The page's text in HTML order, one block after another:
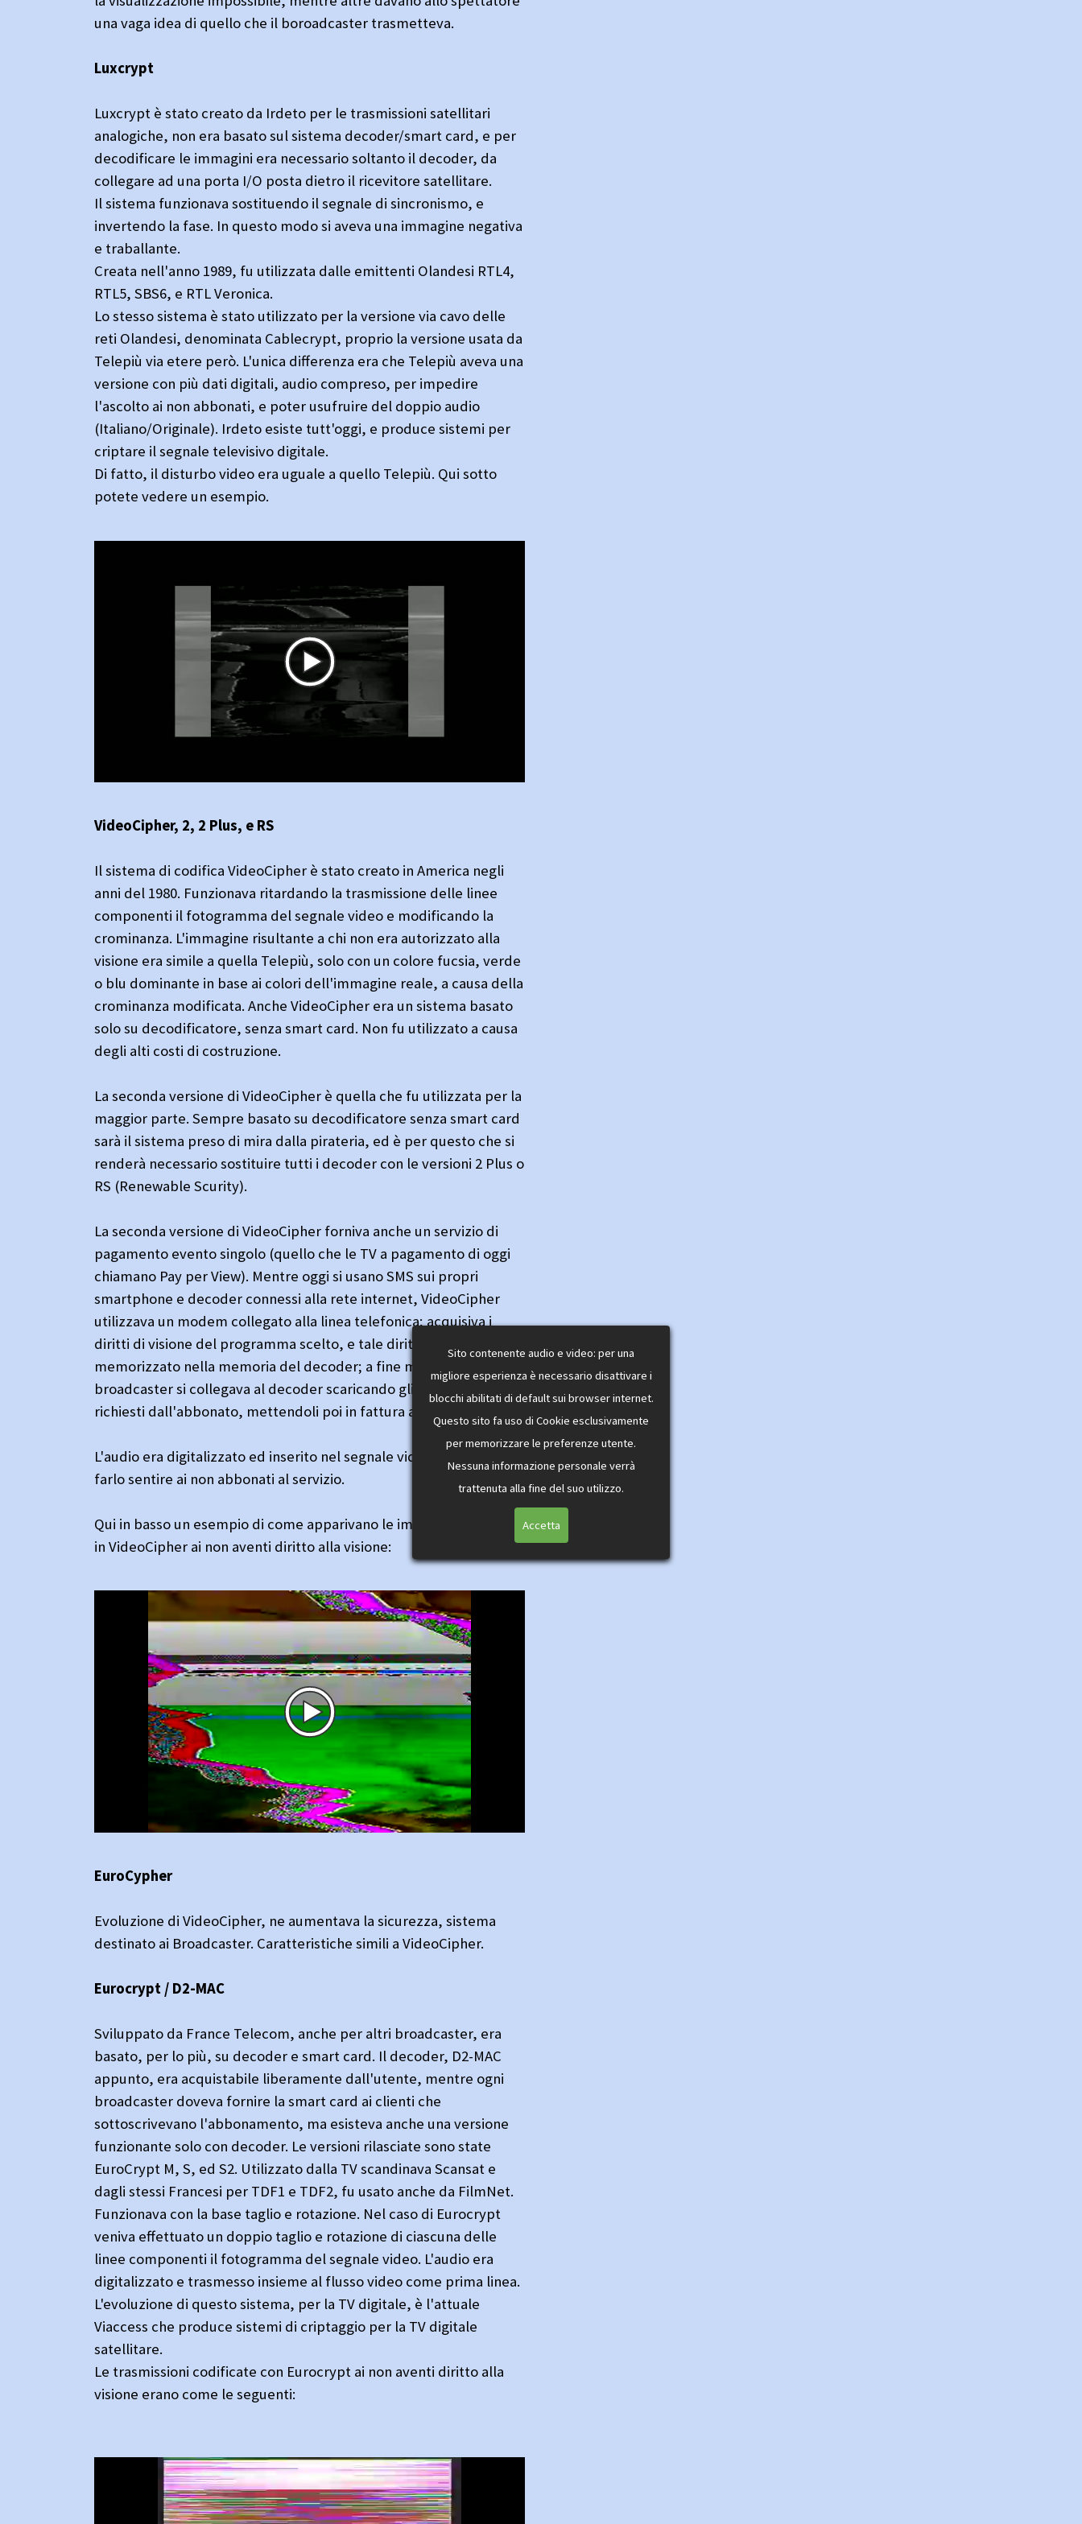
una vaga idea di quello che il boroadcaster trasmetteva.
Luxcrypt
Luxcrypt è stato creato da Irdeto per le trasmissioni satellitari
analogiche, non era basato sul sistema decoder/smart card, e per
decodificare le immagini era necessario soltanto il decoder, da
collegare ad una porta I/O posta dietro il ricevitore satellitare.
Il sistema funzionava sostituendo il segnale di sincronismo, e
invertendo la fase. In questo modo si aveva una immagine negativa
e traballante.
Creata nell'anno 1989, fu utilizzata dalle emittenti Olandesi RTL4,
RTL5, SBS6, e RTL Veronica.
Lo stesso sistema è stato utilizzato per la versione via cavo delle
reti Olandesi, denominata Cablecrypt, proprio la versione usata da
Telepiù via etere però. L'unica differenza era che Telepiù aveva una
versione con più dati digitali, audio compreso, per impedire
l'ascolto ai non abbonati, e poter usufruire del doppio audio
(Italiano/Originale). Irdeto esiste tutt'oggi, e produce sistemi per
criptare il segnale televisivo digitale.
Di fatto, il disturbo video era uguale a quello Telepiù. Qui sotto
potete vedere un esempio.
VideoCipher, 2, 2 Plus, e RS
Il sistema di codifica VideoCipher è stato creato in America negli
anni del 1980. Funzionava ritardando la trasmissione delle linee
componenti il fotogramma del segnale video e modificando la
crominanza. L'immagine risultante a chi non era autorizzato alla
visione era simile a quella Telepiù, solo con un colore fucsia, verde
o blu dominante in base ai colori dell'immagine reale, a causa della
crominanza modificata. Anche VideoCipher era un sistema basato
solo su decodificatore, senza smart card. Non fu utilizzato a causa
degli alti costi di costruzione.
La seconda versione di VideoCipher è quella che fu utilizzata per la
maggior parte. Sempre basato su decodificatore senza smart card
sarà il sistema preso di mira dalla pirateria, ed è per questo che si
renderà necessario sostituire tutti i decoder con le versioni 2 Plus o
RS (Renewable Scurity).
La seconda versione di VideoCipher forniva anche un servizio di
pagamento evento singolo (quello che le TV a pagamento di oggi
chiamano Pay per View). Mentre oggi si usano SMS sui propri
smartphone e decoder connessi alla rete internet, VideoCipher
utilizzava un modem collegato alla linea telefonica; acquisiva i
diritti di visione del programma scelto, e tale diritto rimaneva
memorizzato nella memoria del decoder; a fine mese il
broadcaster si collegava al decoder scaricando gli eventi singoli
richiesti dall'abbonato, mettendoli poi in fattura al cliente.
L'audio era digitalizzato ed inserito nel segnale video per evitare di
farlo sentire ai non abbonati al servizio.
Qui in basso un esempio di come apparivano le immagini codificate
in VideoCipher ai non aventi diritto alla visione:
EuroCypher
Evoluzione di VideoCipher, ne aumentava la sicurezza, sistema
destinato ai Broadcaster. Caratteristiche simili a VideoCipher.
Eurocrypt / D2-MAC
Sviluppato da France Telecom, anche per altri broadcaster, era
basato, per lo più, su decoder e smart card. Il decoder, D2-MAC
appunto, era acquistabile liberamente dall'utente, mentre ogni
broadcaster doveva fornire la smart card ai clienti che
sottoscrivevano l'abbonamento, ma esisteva anche una versione
funzionante solo con decoder. Le versioni rilasciate sono state
EuroCrypt M, S, ed S2. Utilizzato dalla TV scandinava Scansat e
dagli stessi Francesi per TDF1 e TDF2, fu usato anche da FilmNet.
Funzionava con la base taglio e rotazione. Nel caso di Eurocrypt
veniva effettuato un doppio taglio e rotazione di ciascuna delle
linee componenti il fotogramma del segnale video. L'audio era
digitalizzato e trasmesso insieme al flusso video come prima linea.
L'evoluzione di questo sistema, per la TV digitale, è l'attuale
Viaccess che produce sistemi di criptaggio per la TV digitale
satellitare.
Le trasmissioni codificate con Eurocrypt ai non aventi diritto alla
visione erano come le seguenti:
Sito contenente audio e video: per una
migliore esperienza è necessario disattivare i
blocchi abilitati di default sui browser internet.
Questo sito fa uso di Cookie esclusivamente
per memorizzare le preferenze utente.
Nessuna informazione personale verrà
trattenuta alla fine del suo utilizzo.
Accetta